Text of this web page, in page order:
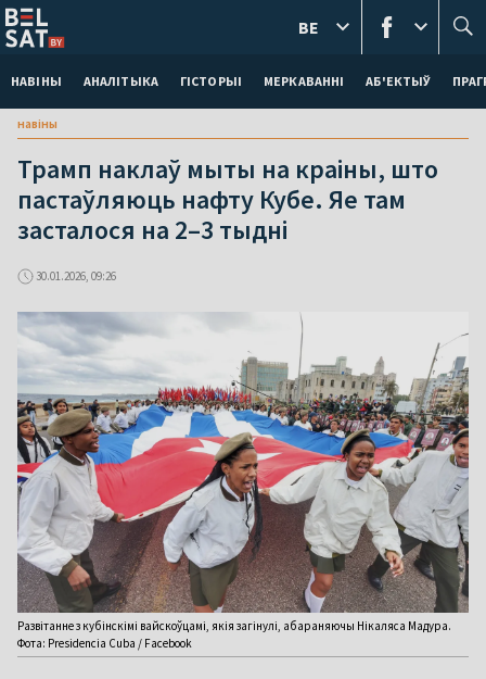
НАВІНЫ АНАЛІТЫКА ГІСТОРЫІ МЕРКАВАННI АБ'ЕКТЫЎ
BE
навіны
Трамп наклаў мыты на краіны, што
пастаўляюць нафту Кубе. Яе там
засталося на 2–3 тыдні
30.01.2026, 09:26
Развітанне з кубінскімі вайскоўцамі, якія загінулі, абараняючы Нікаляса Мадура.
Фота: Presidencia Cuba / Facebook